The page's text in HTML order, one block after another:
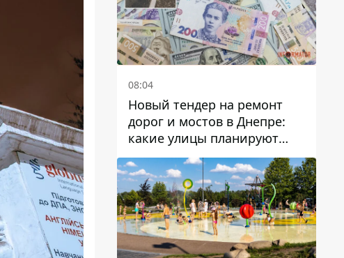
08:04
Новый тендер на ремонт
дорог и мостов в Днепре:
какие улицы планируют
обновить и сколько
десятков миллионов гривен
на это хотят потратить